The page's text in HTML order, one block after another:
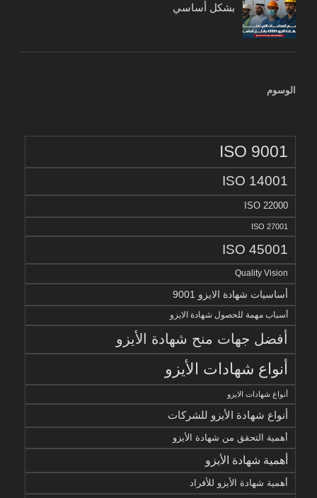
بشكل أساسي
الوسوم
ISO 9001
ISO 14001
ISO 22000
ISO 27001
ISO 45001
Quality Vision
أساسيات شهادة الايزو 9001
أسباب مهمة للحصول شهادة الايزو
أفضل جهات منح شهادة الأيزو
أنواع شهادات الأيزو
أنواع شهادات الايزو
أنواع شهادة الأيزو للشركات
أهمية التحقق من شهادة الأيزو
أهمية شهادة الأيزو
أهمية شهادة الأيزو للأفراد